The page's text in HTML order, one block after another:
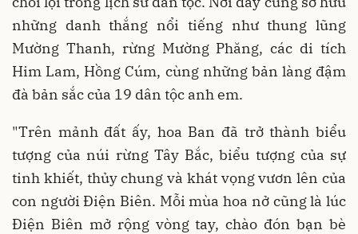
những danh thắng nổi tiếng như thung lũng
Mường Thanh, rừng Mường Phăng, các di tích
Him Lam, Hồng Cúm, cùng những bản làng đậm
đà bản sắc của 19 dân tộc anh em.
"Trên mảnh đất ấy, hoa Ban đã trở thành biểu
tượng của núi rừng Tây Bắc, biểu tượng của sự
tinh khiết, thủy chung và khát vọng vươn lên của
con người Điện Biên. Mỗi mùa hoa nở cũng là lúc
Điện Biên mở rộng vòng tay, chào đón bạn bè